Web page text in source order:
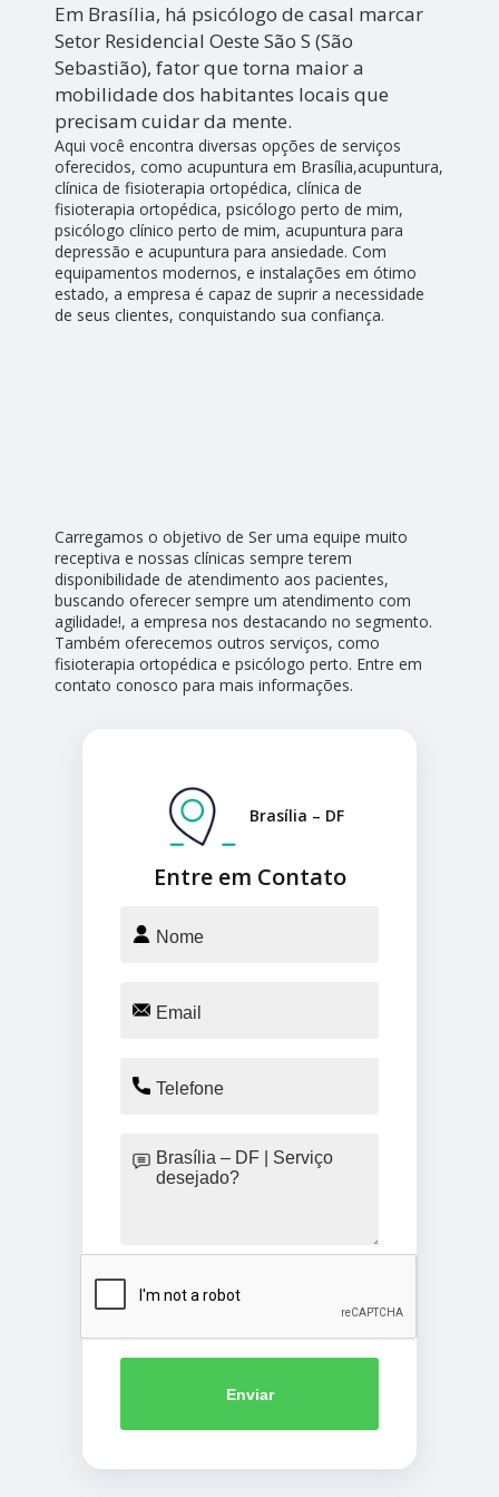
Em Brasília, há psicólogo de casal marcar
Setor Residencial Oeste São S (São
Sebastião), fator que torna maior a
mobilidade dos habitantes locais que
precisam cuidar da mente.
Aqui você encontra diversas opções de serviços
oferecidos, como acupuntura em Brasília,acupuntura,
clínica de fisioterapia ortopédica, clínica de
fisioterapia ortopédica, psicólogo perto de mim,
psicólogo clínico perto de mim, acupuntura para
depressão e acupuntura para ansiedade. Com
equipamentos modernos, e instalações em ótimo
estado, a empresa é capaz de suprir a necessidade
de seus clientes, conquistando sua confiança.
Carregamos o objetivo de Ser uma equipe muito
receptiva e nossas clínicas sempre terem
disponibilidade de atendimento aos pacientes,
buscando oferecer sempre um atendimento com
agilidade!, a empresa nos destacando no segmento.
Também oferecemos outros serviços, como
fisioterapia ortopédica e psicólogo perto. Entre em
contato conosco para mais informações.
Entre em Contato
Brasília – DF
Enviar